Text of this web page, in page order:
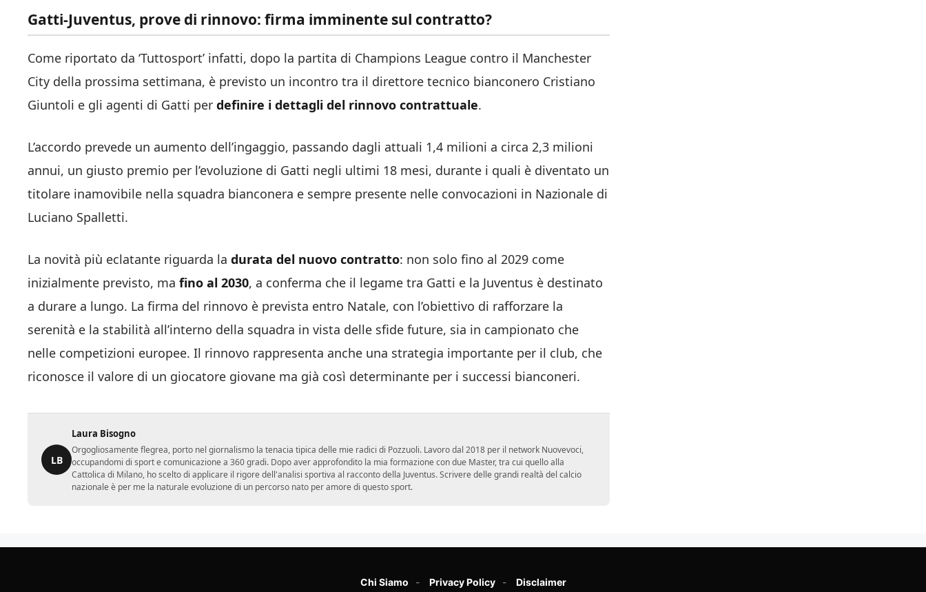
Gatti-Juventus, prove di rinnovo: firma imminente sul contratto?
Come riportato da ‘Tuttosport’ infatti, dopo la partita di Champions League contro il Manchester
City della prossima settimana, è previsto un incontro tra il direttore tecnico bianconero Cristiano
Giuntoli e gli agenti di Gatti per definire i dettagli del rinnovo contrattuale.
L’accordo prevede un aumento dell’ingaggio, passando dagli attuali 1,4 milioni a circa 2,3 milioni
annui, un giusto premio per l’evoluzione di Gatti negli ultimi 18 mesi, durante i quali è diventato un
titolare inamovibile nella squadra bianconera e sempre presente nelle convocazioni in Nazionale di
Luciano Spalletti.
La novità più eclatante riguarda la durata del nuovo contratto: non solo fino al 2029 come
inizialmente previsto, ma fino al 2030, a conferma che il legame tra Gatti e la Juventus è destinato
a durare a lungo. La firma del rinnovo è prevista entro Natale, con l’obiettivo di rafforzare la
serenità e la stabilità all’interno della squadra in vista delle sfide future, sia in campionato che
nelle competizioni europee. Il rinnovo rappresenta anche una strategia importante per il club, che
riconosce il valore di un giocatore giovane ma già così determinante per i successi bianconeri.
LB
Laura Bisogno
Orgogliosamente flegrea, porto nel giornalismo la tenacia tipica delle mie radici di Pozzuoli. Lavoro dal 2018 per il network Nuovevoci,
occupandomi di sport e comunicazione a 360 gradi. Dopo aver approfondito la mia formazione con due Master, tra cui quello alla
Cattolica di Milano, ho scelto di applicare il rigore dell'analisi sportiva al racconto della Juventus. Scrivere delle grandi realtà del calcio
nazionale è per me la naturale evoluzione di un percorso nato per amore di questo sport.
Chi Siamo Privacy Policy Disclaimer